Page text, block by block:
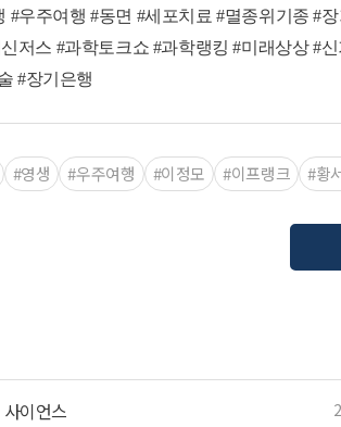
우주여행 #동면 #세포치료 #멸종위기종 #
저스 #과학토크쇼 #과학랭킹 #미래상상 #신
#장기은행
#영생 #우주여행 #이정모 #이프랭크 #황
이언스